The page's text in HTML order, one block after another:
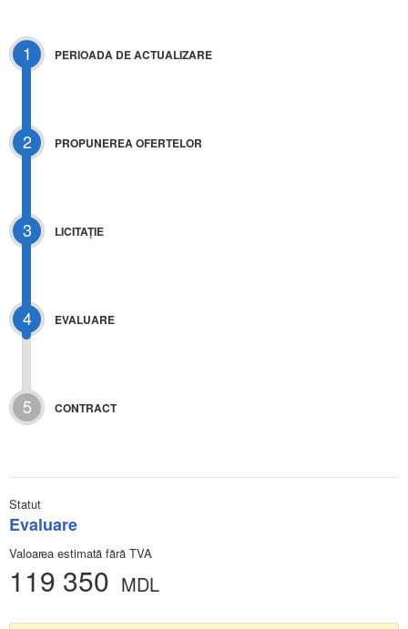
1 PERIOADA DE ACTUALIZARE
2 PROPUNEREA OFERTELOR
3 LICITAŢIE
4 EVALUARE
5 CONTRACT
Statut
Evaluare
Valoarea estimată fără TVA
119 350 MDL